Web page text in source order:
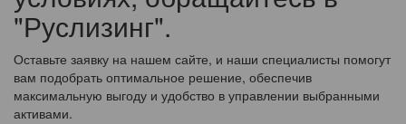
"Руслизинг".
Оставьте заявку на нашем сайте, и наши специалисты помогут
вам подобрать оптимальное решение, обеспечив
максимальную выгоду и удобство в управлении выбранными
активами.